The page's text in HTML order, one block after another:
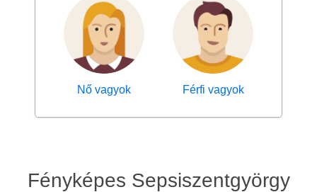
Nő vagyok Férfi vagyok
Fényképes Sepsiszentgyörgy